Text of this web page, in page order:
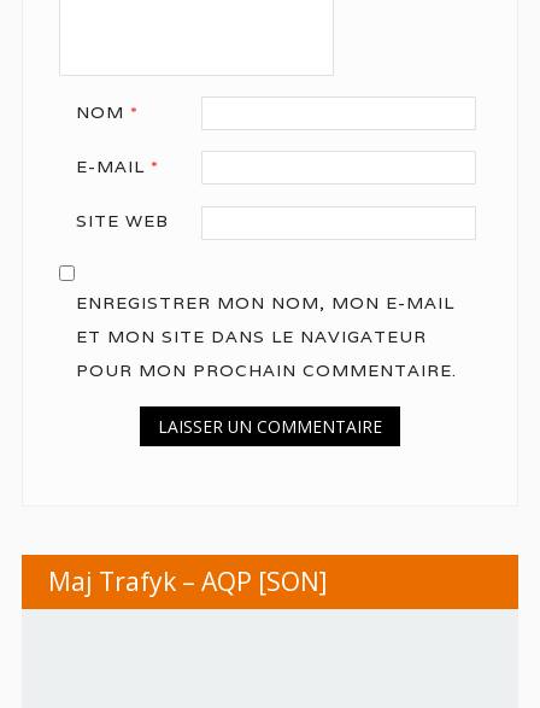
NOM *
E-MAIL *
SITE WEB
ENREGISTRER MON NOM, MON E-MAIL
ET MON SITE DANS LE NAVIGATEUR
POUR MON PROCHAIN COMMENTAIRE.
Maj Trafyk – AQP [SON]